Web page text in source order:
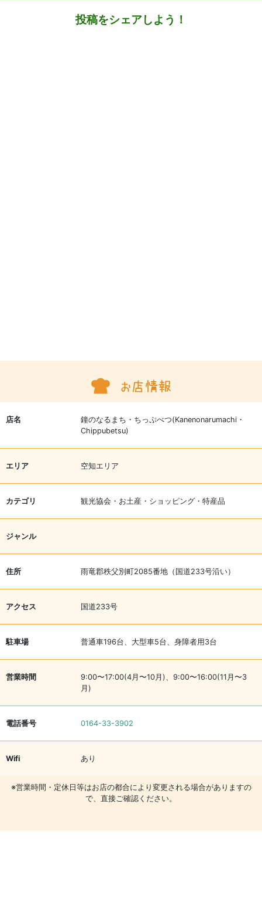
投稿をシェアしよう！
店名
鐘のなるまち・ちっぷべつ(Kanenonarumachi・
Chippubetsu)
エリア 空知エリア
カテゴリ 観光協会・お土産・ショッピング・特産品
ジャンル
住所 雨竜郡秩父別町2085番地（国道233号沿い）
アクセス 国道233号
駐車場 普通車196台、大型車5台、身障者用3台
営業時間
9:00〜17:00(4月〜10月)、9:00〜16:00(11月〜3
月)
電話番号 0164-33-3902
Wifi あり
※営業時間・定休日等はお店の都合により変更される場合がありますの
で、直接ご確認ください。